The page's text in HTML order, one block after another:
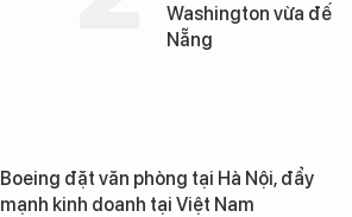
Washington vừa đến
Nẵng
Boeing đặt văn phòng tại Hà Nội, đẩy
mạnh kinh doanh tại Việt Nam